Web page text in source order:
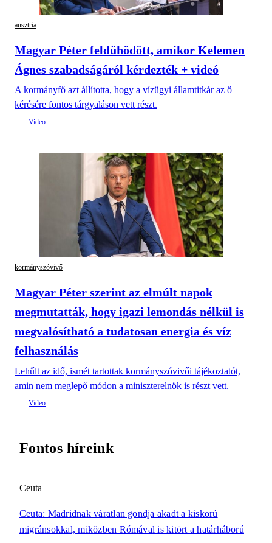
ausztria
Magyar Péter feldühödött, amikor Kelemen
Ágnes szabadságáról kérdezték + videó
A kormányfő azt állította, hogy a vízügyi államtitkár az ő
kérésére fontos tárgyaláson vett részt.
kormányszóvivő
Magyar Péter szerint az elmúlt napok
megmutatták, hogy igazi lemondás nélkül is
megvalósítható a tudatosan energia és víz
felhasználás
Lehűlt az idő, ismét tartottak kormányszóvivői tájékoztatót,
amin nem meglepő módon a miniszterelnök is részt vett.
Fontos híreink
Ceuta
Ceuta: Madridnak váratlan gondja akadt a kiskorú
migránsokkal, miközben Rómával is kitört a határháború